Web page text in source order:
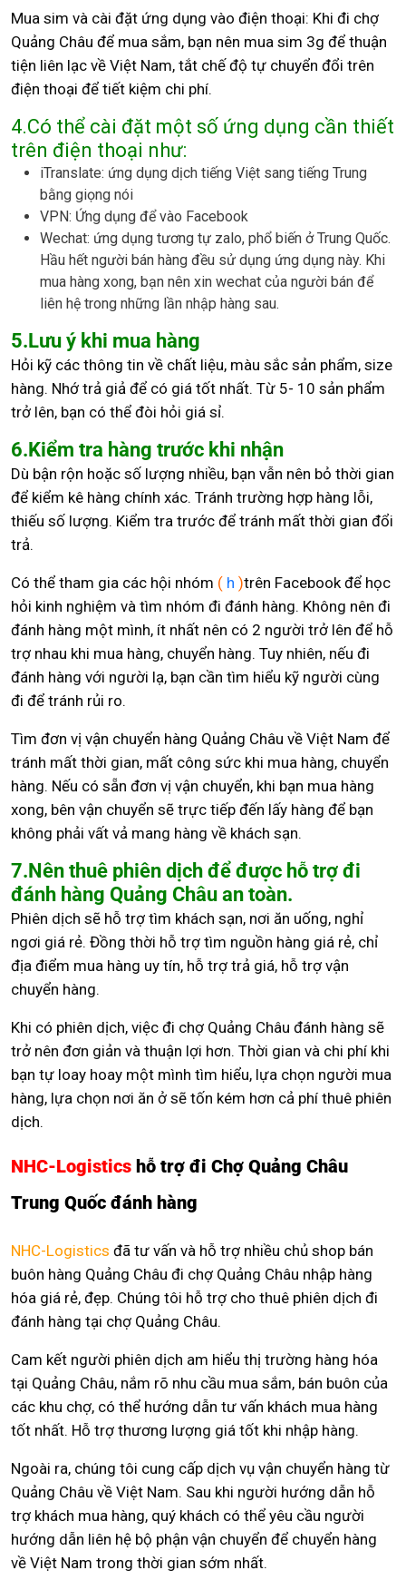
Mua sim và cài đặt ứng dụng vào điện thoại: Khi đi chợ
Quảng Châu để mua sắm, bạn nên mua sim 3g để thuận
tiện liên lạc về Việt Nam, tắt chế độ tự chuyển đổi trên
điện thoại để tiết kiệm chi phí.
4.Có thể cài đặt một số ứng dụng cần thiết
trên điện thoại như:
iTranslate: ứng dụng dịch tiếng Việt sang tiếng Trung
bằng giọng nói
VPN: Ứng dụng để vào Facebook
Wechat: ứng dụng tương tự zalo, phổ biến ở Trung Quốc.
Hầu hết người bán hàng đều sử dụng ứng dụng này. Khi
mua hàng xong, bạn nên xin wechat của người bán để
liên hệ trong những lần nhập hàng sau.
5.Lưu ý khi mua hàng
Hỏi kỹ các thông tin về chất liệu, màu sắc sản phẩm, size
hàng. Nhớ trả giả để có giá tốt nhất. Từ 5- 10 sản phẩm
trở lên, bạn có thể đòi hỏi giá sỉ.
6.Kiểm tra hàng trước khi nhận
Dù bận rộn hoặc số lượng nhiều, bạn vẫn nên bỏ thời gian
để kiểm kê hàng chính xác. Tránh trường hợp hàng lỗi,
thiếu số lượng. Kiểm tra trước để tránh mất thời gian đổi
trả.
Có thể tham gia các hội nhóm ( h )trên Facebook để học
hỏi kinh nghiệm và tìm nhóm đi đánh hàng. Không nên đi
đánh hàng một mình, ít nhất nên có 2 người trở lên để hỗ
trợ nhau khi mua hàng, chuyển hàng. Tuy nhiên, nếu đi
đánh hàng với người lạ, bạn cần tìm hiểu kỹ người cùng
đi để tránh rủi ro.
Tìm đơn vị vận chuyển hàng Quảng Châu về Việt Nam để
tránh mất thời gian, mất công sức khi mua hàng, chuyển
hàng. Nếu có sẵn đơn vị vận chuyển, khi bạn mua hàng
xong, bên vận chuyển sẽ trực tiếp đến lấy hàng để bạn
không phải vất vả mang hàng về khách sạn.
7.Nên thuê phiên dịch để được hỗ trợ đi
đánh hàng Quảng Châu an toàn.
Phiên dịch sẽ hỗ trợ tìm khách sạn, nơi ăn uống, nghỉ
ngơi giá rẻ. Đồng thời hỗ trợ tìm nguồn hàng giá rẻ, chỉ
địa điểm mua hàng uy tín, hỗ trợ trả giá, hỗ trợ vận
chuyển hàng.
Khi có phiên dịch, việc đi chợ Quảng Châu đánh hàng sẽ
trở nên đơn giản và thuận lợi hơn. Thời gian và chi phí khi
bạn tự loay hoay một mình tìm hiểu, lựa chọn người mua
hàng, lựa chọn nơi ăn ở sẽ tốn kém hơn cả phí thuê phiên
dịch.
NHC-Logistics hỗ trợ đi Chợ Quảng Châu
Trung Quốc đánh hàng
NHC-Logistics đã tư vấn và hỗ trợ nhiều chủ shop bán
buôn hàng Quảng Châu đi chợ Quảng Châu nhập hàng
hóa giá rẻ, đẹp. Chúng tôi hỗ trợ cho thuê phiên dịch đi
đánh hàng tại chợ Quảng Châu.
Cam kết người phiên dịch am hiểu thị trường hàng hóa
tại Quảng Châu, nắm rõ nhu cầu mua sắm, bán buôn của
các khu chợ, có thể hướng dẫn tư vấn khách mua hàng
tốt nhất. Hỗ trợ thương lượng giá tốt khi nhập hàng.
Ngoài ra, chúng tôi cung cấp dịch vụ vận chuyển hàng từ
Quảng Châu về Việt Nam. Sau khi người hướng dẫn hỗ
trợ khách mua hàng, quý khách có thể yêu cầu người
hướng dẫn liên hệ bộ phận vận chuyển để chuyển hàng
về Việt Nam trong thời gian sớm nhất.